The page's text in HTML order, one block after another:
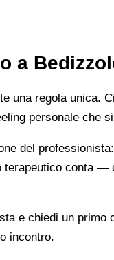
a
una regola
personale che
del
conta
e chiedi un
incontro.